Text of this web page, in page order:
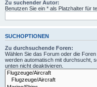
Zu suchender Autor:
Benutzen Sie ein * als Platzhalter für
SUCHOPTIONEN
Zu durchsuchende Foren:
Wählen Sie das Forum oder die
werden automatisch mit durchsucht,
unten nicht deaktivieren.